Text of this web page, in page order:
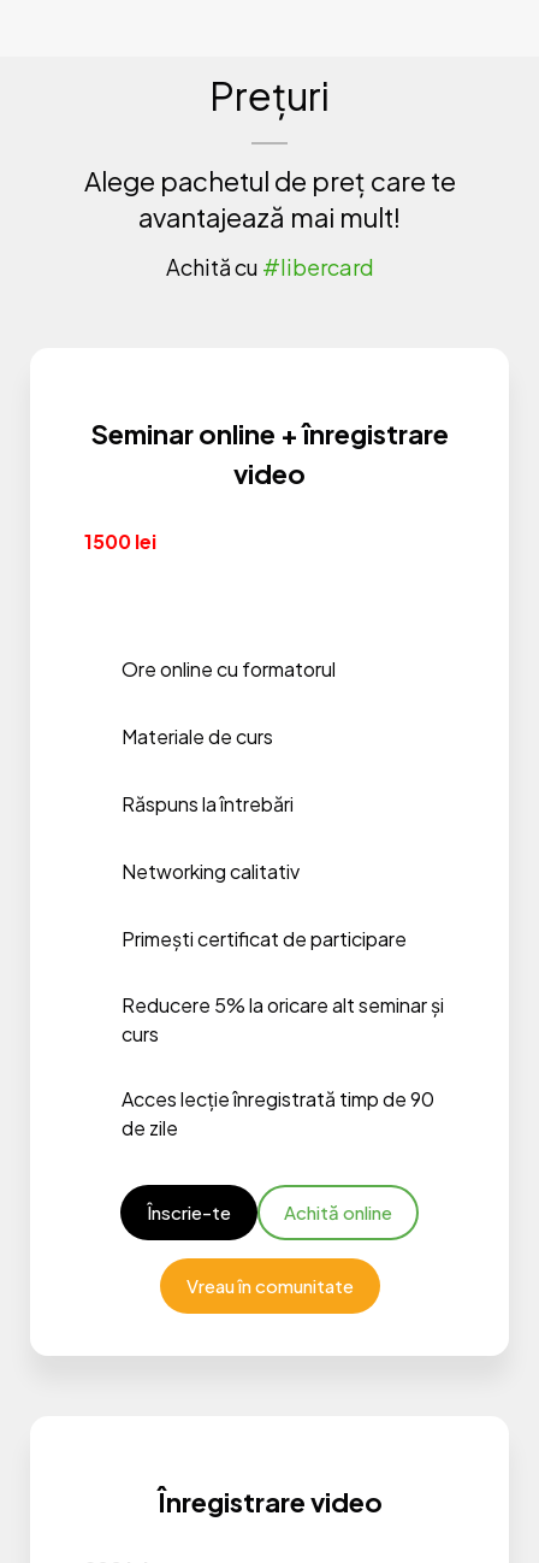
Prețuri
Alege pachetul de preț care te
avantajează mai mult!
Achită cu #libercard
Seminar online + înregistrare
video
1500 lei
Ore online cu formatorul
Materiale de curs
Răspuns la întrebări
Networking calitativ
Primești certificat de participare
Reducere 5% la oricare alt seminar și
curs
Acces lecție înregistrată timp de 90
de zile
Înscrie-te Achită online
Vreau în comunitate
Înregistrare video